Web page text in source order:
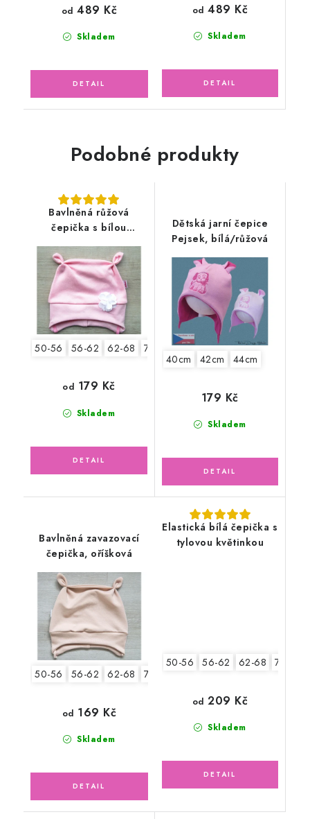
Skladem
od 489 Kč
Skladem
od 489 Kč
Podobné produkty
Bavlněná růžová
čepička s bílou
květinkou
50-56 56-62 62-68 74-80 80-86
Skladem
od 179 Kč
Dětská jarní čepice
Pejsek, bílá/růžová
40cm 42cm 44cm
Skladem
179 Kč
Bavlněná zavazovací
čepička, oříšková
50-56 56-62 62-68 74-80
Skladem
od 169 Kč
Elastická bílá čepička s
tylovou květinkou
50-56 56-62 62-68 74-80
Skladem
od 209 Kč